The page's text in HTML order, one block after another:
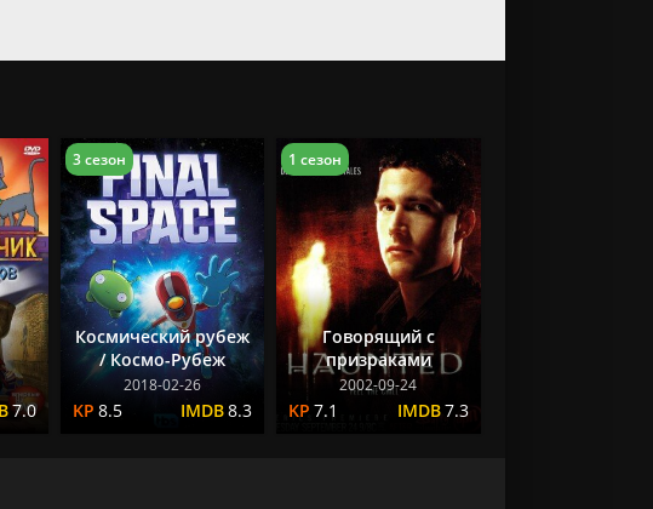
7.0
Космический рубеж
/ Космо-Рубеж
2018-02-26
8.5 8.3
3 сезон
Говорящий с
призраками
2002-09-24
7.1 7.3
1 сезон